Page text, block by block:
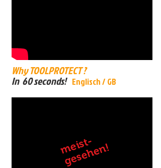
Why TOOLPROTECT ?
In 60 seconds! Englisch / GB
m
ei
s
t
-
g
e
s
e
h
e
n
!